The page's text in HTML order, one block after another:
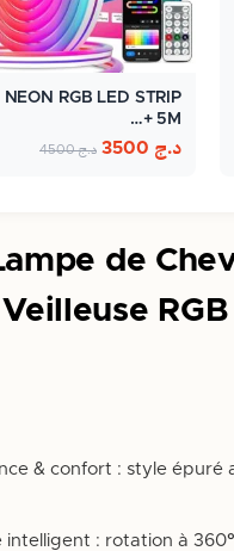
NEON RGB LED STRIP
5M +…
د.ج د.ج4500
de
Veilleuse
& confort : style
intelligent : rotation à